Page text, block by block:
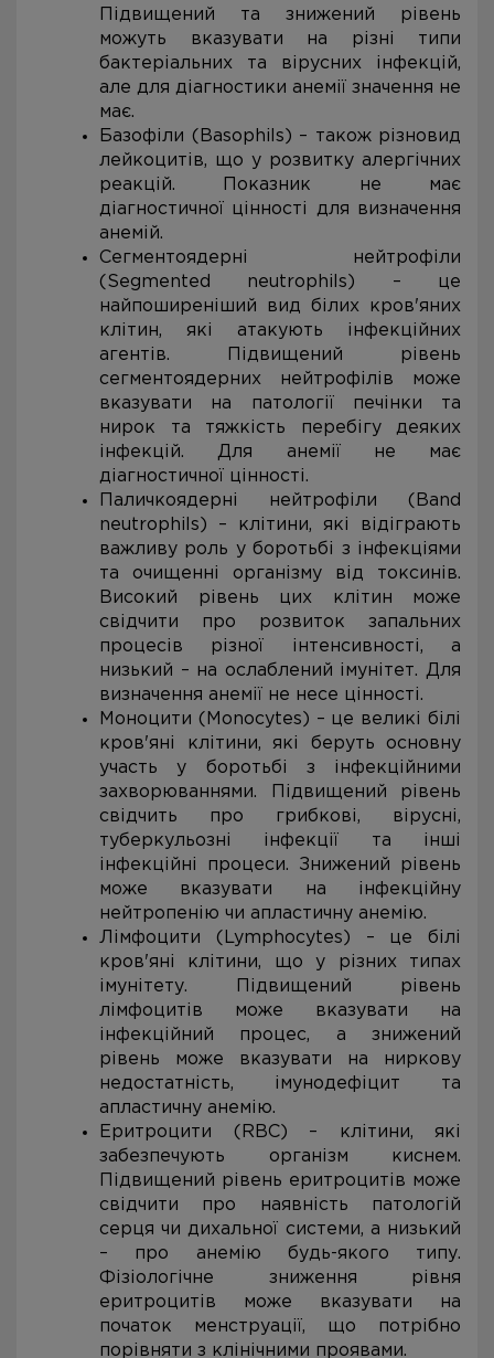
Підвищений та знижений рівень
можуть вказувати на різні типи
бактеріальних та вірусних інфекцій,
але для діагностики анемії значення не
має.
Базофіли (Basophils) – також різновид
лейкоцитів, що у розвитку алергічних
реакцій. Показник не має
діагностичної цінності для визначення
анемій.
Сегментоядерні нейтрофіли
(Segmented neutrophils) – це
найпоширеніший вид білих кров'яних
клітин, які атакують інфекційних
агентів. Підвищений рівень
сегментоядерних нейтрофілів може
вказувати на патології печінки та
нирок та тяжкість перебігу деяких
інфекцій. Для анемії не має
діагностичної цінності.
Паличкоядерні нейтрофіли (Band
neutrophils) – клітини, які відіграють
важливу роль у боротьбі з інфекціями
та очищенні організму від токсинів.
Високий рівень цих клітин може
свідчити про розвиток запальних
процесів різної інтенсивності, а
низький – на ослаблений імунітет. Для
визначення анемії не несе цінності.
Моноцити (Monocytes) – це великі білі
кров'яні клітини, які беруть основну
участь у боротьбі з інфекційними
захворюваннями. Підвищений рівень
свідчить про грибкові, вірусні,
туберкульозні інфекції та інші
інфекційні процеси. Знижений рівень
може вказувати на інфекційну
нейтропенію чи апластичну анемію.
Лімфоцити (Lymphocytes) – це білі
кров'яні клітини, що у різних типах
імунітету. Підвищений рівень
лімфоцитів може вказувати на
інфекційний процес, а знижений
рівень може вказувати на ниркову
недостатність, імунодефіцит та
апластичну анемію.
Еритроцити (RBC) – клітини, які
забезпечують організм киснем.
Підвищений рівень еритроцитів може
свідчити про наявність патологій
серця чи дихальної системи, а низький
– про анемію будь-якого типу.
Фізіологічне зниження рівня
еритроцитів може вказувати на
початок менструації, що потрібно
порівняти з клінічними проявами.